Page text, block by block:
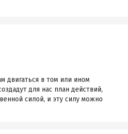
двигаться в том или ином
для нас план действий,
силой, и эту силу можно